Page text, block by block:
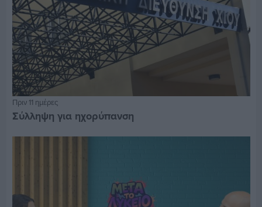
Πριν 11 ημέρες
Σύλληψη για ηχορύπανση